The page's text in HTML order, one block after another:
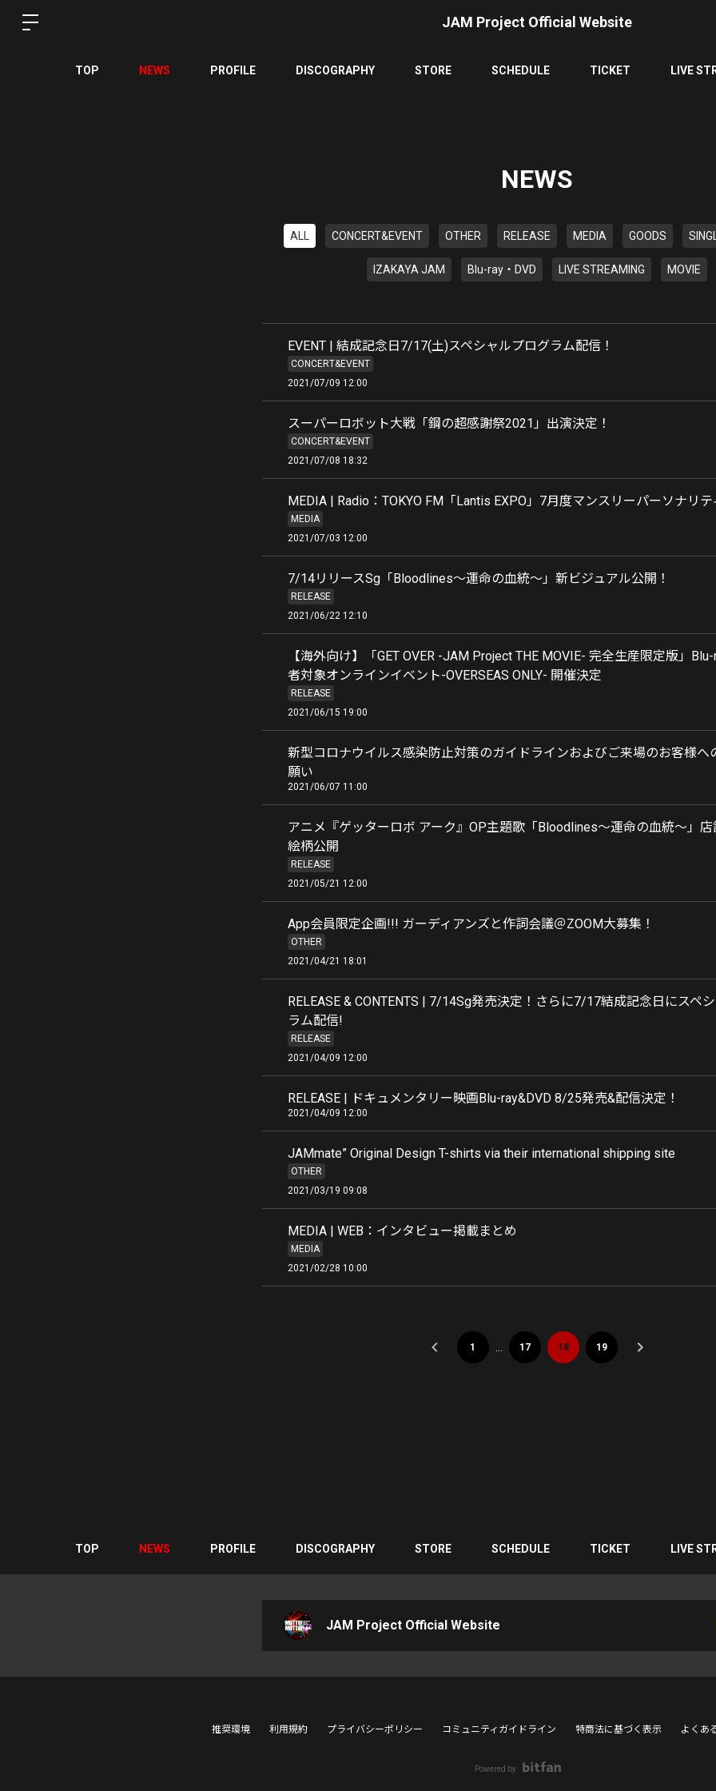
JAM Project Official Website
TOP NEWS PROFILE DISCOGRAPHY STORE SCHEDULE TICKET LIVE
NEWS
ALL CONCERT&EVENT OTHER RELEASE MEDIA GOODS
IZAKAYA JAM Blu-ray・DVD LIVE STREAMING MOVIE
EVENT | 結成記念日7/17(土)スペシャルプログラム配信！
CONCERT&EVENT
2021/07/09 12:00
スーパーロボット大戦「鋼の超感謝祭2021」出演決定！
CONCERT&EVENT
2021/07/08 18:32
MEDIA | Radio：TOKYO FM「Lantis EXPO」7月度マンスリーパーソナリテ
MEDIA
2021/07/03 12:00
7/14リリースSg「Bloodlines〜運命の血統〜」新ビジュアル公開！
RELEASE
2021/06/22 12:10
【海外向け】「GET OVER -JAM Project THE MOVIE- 完全生産限定版」
者対象オンラインイベント-OVERSEAS ONLY- 開催決定
RELEASE
2021/06/15 19:00
新型コロナウイルス感染防止対策のガイドラインおよびご来場のお客様へ
願い
2021/06/07 11:00
アニメ『ゲッターロボ アーク』OP主題歌「Bloodlines〜運命の血統〜」
絵柄公開
RELEASE
2021/05/21 12:00
App会員限定企画!!! ガーディアンズと作詞会議＠ZOOM大募集！
OTHER
2021/04/21 18:01
RELEASE & CONTENTS | 7/14Sg発売決定！さらに7/17結成記念日にスペ
ラム配信!
RELEASE
2021/04/09 12:00
RELEASE | ドキュメンタリー映画Blu-ray&DVD 8/25発売&配信決定！
2021/04/09 12:00
JAMmate” Original Design T-shirts via their international shipping site
OTHER
2021/03/19 09:08
MEDIA | WEB：インタビュー掲載まとめ
MEDIA
2021/02/28 10:00
1 17 18 19
TOP NEWS PROFILE DISCOGRAPHY STORE SCHEDULE TICKET LIVE
JAM Project Official Website
推奨環境 利用規約 プライバシーポリシー コミュニティガイドライン 特商法に基づく表示 よくあ
Powered by